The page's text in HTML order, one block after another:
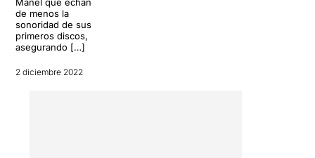
de menos la
sonoridad de sus
primeros discos,
asegurando […]
2 diciembre 2022